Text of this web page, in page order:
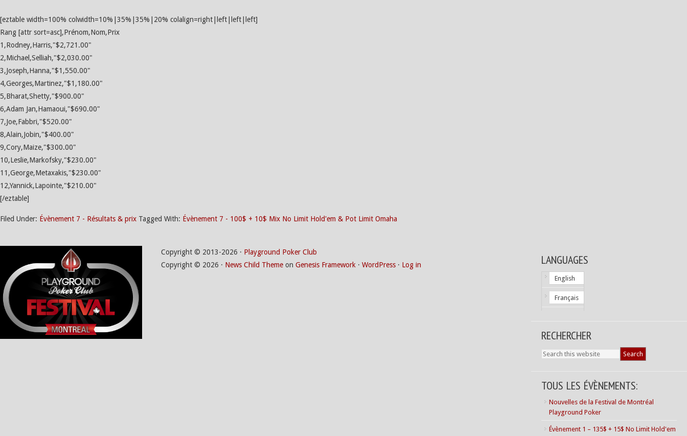
[eztable width=100% colwidth=10%|35%|35%|20% colalign=right|left|left|left]
Rang [attr sort=asc],Prénom,Nom,Prix
1,Rodney,Harris,"$2,721.00"
2,Michael,Selliah,"$2,030.00"
3,Joseph,Hanna,"$1,550.00"
4,Georges,Martinez,"$1,180.00"
5,Bharat,Shetty,"$900.00"
6,Adam Jan,Hamaoui,"$690.00"
7,Joe,Fabbri,"$520.00"
8,Alain,Jobin,"$400.00"
9,Cory,Maize,"$300.00"
10,Leslie,Markofsky,"$230.00"
11,George,Metaxakis,"$230.00"
12,Yannick,Lapointe,"$210.00"
[/eztable]
Filed Under: Évènement 7 - Résultats & prix Tagged With: Évènement 7 - 100$ + 10$ Mix No Limit Hold'em & Pot Limit Omaha
LANGUAGES
English
Français
RECHERCHER
TOUS LES ÉVÈNEMENTS:
Nouvelles de la Festival de Montréal
Playground Poker
Évènement 1 – 135$ + 15$ No Limit Hold'em
Copyright © 2013-2026 · Playground Poker Club
Copyright © 2026 · News Child Theme on Genesis Framework · WordPress · Log in